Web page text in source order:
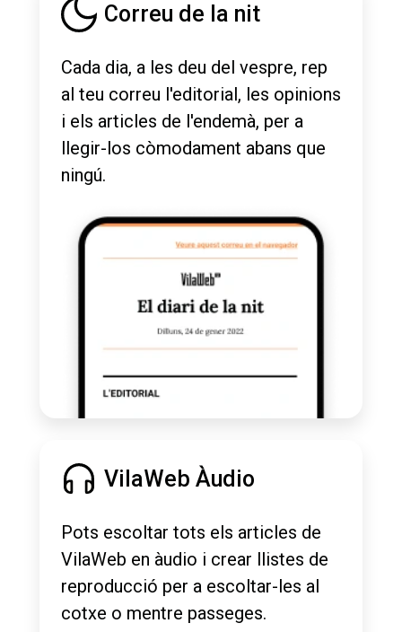
Correu de la nit
Cada dia, a les deu del vespre, rep
al teu correu l'editorial, les opinions
i els articles de l'endemà, per a
llegir-los còmodament abans que
ningú.
VilaWeb Àudio
Pots escoltar tots els articles de
VilaWeb en àudio i crear llistes de
reproducció per a escoltar-les al
cotxe o mentre passeges.